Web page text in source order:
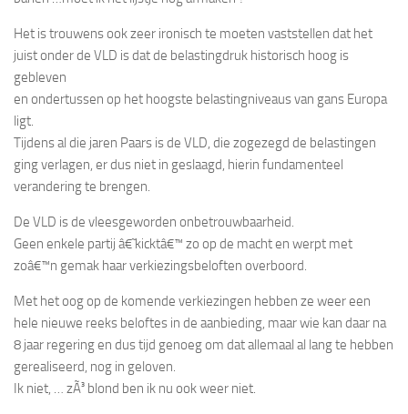
Het is trouwens ook zeer ironisch te moeten vaststellen dat het
juist onder de VLD is dat de belastingdruk historisch hoog is
gebleven
en ondertussen op het hoogste belastingniveaus van gans Europa
ligt.
Tijdens al die jaren Paars is de VLD, die zogezegd de belastingen
ging verlagen, er dus niet in geslaagd, hierin fundamenteel
verandering te brengen.
De VLD is de vleesgeworden onbetrouwbaarheid.
Geen enkele partij â€˜kicktâ€™ zo op de macht en werpt met
zoâ€™n gemak haar verkiezingsbeloften overboord.
Met het oog op de komende verkiezingen hebben ze weer een
hele nieuwe reeks beloftes in de aanbieding, maar wie kan daar na
8 jaar regering en dus tijd genoeg om dat allemaal al lang te hebben
gerealiseerd, nog in geloven.
Ik niet, … zÃ³ blond ben ik nu ook weer niet.